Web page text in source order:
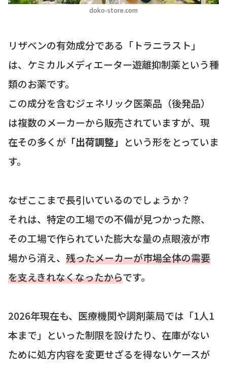
doko-store.com
リザベンの有効成分である「トラニラスト」
は、ケミカルメディエーター遊離抑制薬という種
類のお薬です。
この成分を含むジェネリック医薬品（後発品）
は複数のメーカーから販売されていますが、現
在その多くが 「出荷調整」 という形をとっていま
す。
なぜここまで長引いているのでしょうか？
それは、特定の工場での不備が見つかった際、
その工場で作られていた膨大な量の点眼液が市
場から消え、 残ったメーカーが市場全体の需要
を支えきれなくなったからです。
2026年現在も、医療機関や調剤薬局では「1人1
本まで」といった制限を設けたり、在庫がない
ために処方内容を変更せざるを得ないケースが